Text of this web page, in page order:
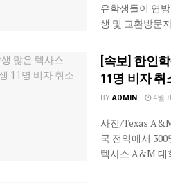
유학생들이 연
생 및 교환방문
[속보] 한인
11명 비자 취
BY ADMIN 4월
사진/Texas
국 전역에서
텍사스 A&M 대